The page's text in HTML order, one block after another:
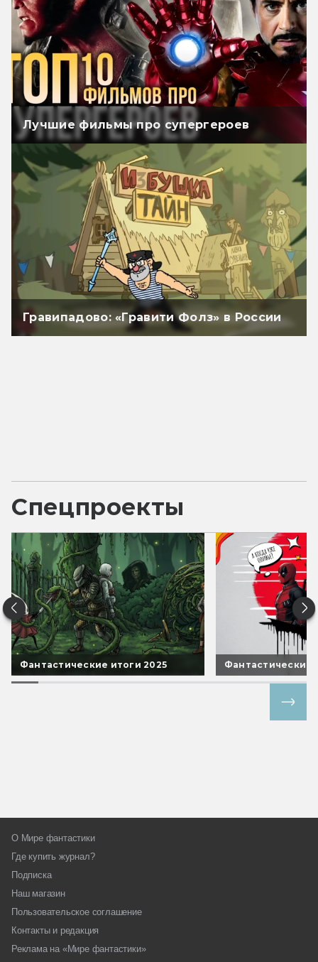
Лучшие фильмы про супергероев
Гравипадово: «Гравити Фолз» в России
Спецпроекты
Фантастические итоги 2025 Фантастические
О Мире фантастики
Где купить журнал?
Подписка
Наш магазин
Пользовательское соглашение
Контакты и редакция
Реклама на «Мире фантастики»